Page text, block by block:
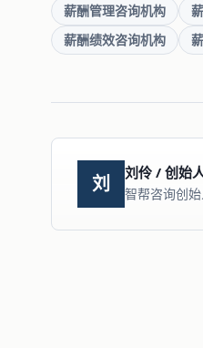
薪酬管理咨询机构
薪酬绩效咨询机构
刘 刘伶 / 创始
智帮咨询创